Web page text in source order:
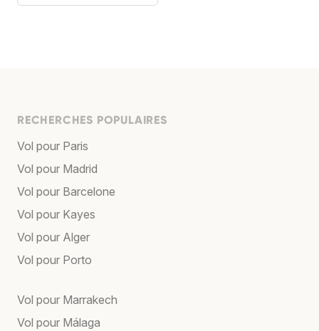
RECHERCHES POPULAIRES
Vol pour Paris
Vol pour Madrid
Vol pour Barcelone
Vol pour Kayes
Vol pour Alger
Vol pour Porto
Vol pour Marrakech
Vol pour Málaga